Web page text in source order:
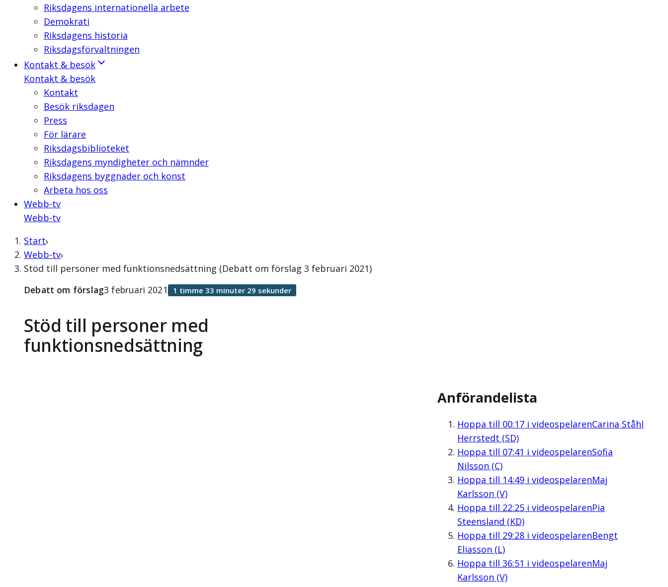
Riksdagens internationella arbete
Demokrati
Riksdagens historia
Riksdagsförvaltningen
Kontakt & besök
Kontakt & besök
Kontakt
Besök riksdagen
Press
För lärare
Riksdagsbiblioteket
Riksdagens myndigheter och nämnder
Riksdagens byggnader och konst
Arbeta hos oss
Webb-tv
Webb-tv
Start
Webb-tv
Stöd till personer med funktionsnedsättning (Debatt om förslag 3 februari 2021)
Stöd till personer med
funktionsnedsättning
Debatt om förslag3 februari 2021 1 timme 33 minuter 29 sekunder
Anförandelista
Hoppa till 00:17i videospelarenCarina Ståhl
Herrstedt (SD)
Hoppa till 07:41 i videospelarenSofia
Nilsson (C)
Hoppa till 14:49i videospelarenMaj
Karlsson (V)
Hoppa till 22:25i videospelarenPia
Steensland (KD)
Hoppa till 29:28i videospelarenBengt
Eliasson (L)
Hoppa till 36:51 i videospelarenMaj
Karlsson (V)